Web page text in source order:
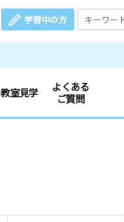
学習中の方
教室見学
よくある
ご質問